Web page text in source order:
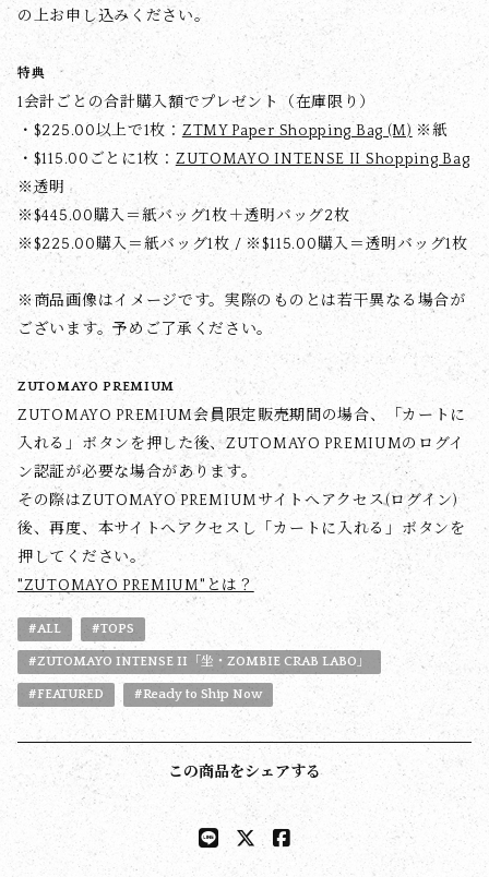
の上お申し込みください。
特典
1会計ごとの合計購入額でプレゼント（在庫限り）
・$‌225.00以上で1枚： ZTMY Paper Shopping Bag (M) ※紙
・$‌115.00ごとに1枚： ZUTOMAYO INTENSE II Shopping Bag
※透明
※$‌445.00購入＝紙バッグ1枚＋透明バッグ2枚
※$‌225.00購入＝紙バッグ1枚 / ※$‌115.00購入＝透明バッグ1枚
※商品画像はイメージです。実際のものとは若干異なる場合が
ございます。予めご了承ください。
ZUTOMAYO PREMIUM
ZUTOMAYO PREMIUM会員限定販売期間の場合、「カートに
入れる」ボタンを押した後、ZUTOMAYO PREMIUMのログイ
ン認証が必要な場合があります。
その際はZUTOMAYO PREMIUMサイトへアクセス(ログイン)
後、再度、本サイトへアクセスし「カートに入れる」ボタンを
押してください。
"ZUTOMAYO PREMIUM"とは？
#ALL #TOPS
#ZUTOMAYO INTENSE II「坐・ZOMBIE CRAB LABO」
#FEATURED #Ready to Ship Now
この商品をシェアする